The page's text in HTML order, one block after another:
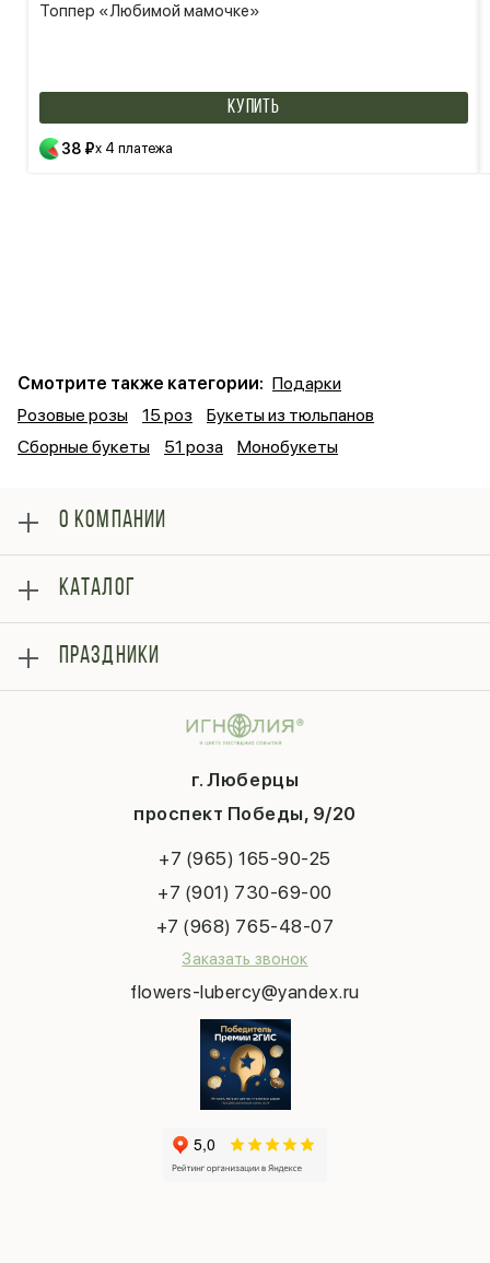
Топпер «Любимой мамочке»
КУПИТЬ
38 ₽x 4 платежа
Смотрите также категории: Подарки
Розовые розы
15 роз
Букеты из тюльпанов
Сборные букеты
51 роза Монобукеты
г. Люберцы
проспект Победы, 9/20
+7 (965) 165-90-25
+7 (901) 730-69-00
+7 (968) 765-48-07
Заказать звонок
flowers-lubercy@yandex.ru
О КОМПАНИИ
Оплата
Отзывы
Блог
Гарантии
Контакты
Публичная оферта
КАТАЛОГ
Букеты
Композиции
ПРАЗДНИКИ
Последний звонок